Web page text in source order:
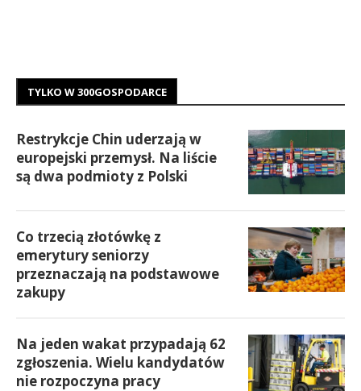
TYLKO W 300GOSPODARCE
Restrykcje Chin uderzają w
europejski przemysł. Na liście
są dwa podmioty z Polski
Co trzecią złotówkę z
emerytury seniorzy
przeznaczają na podstawowe
zakupy
Na jeden wakat przypadają 62
zgłoszenia. Wielu kandydatów
nie rozpoczyna pracy